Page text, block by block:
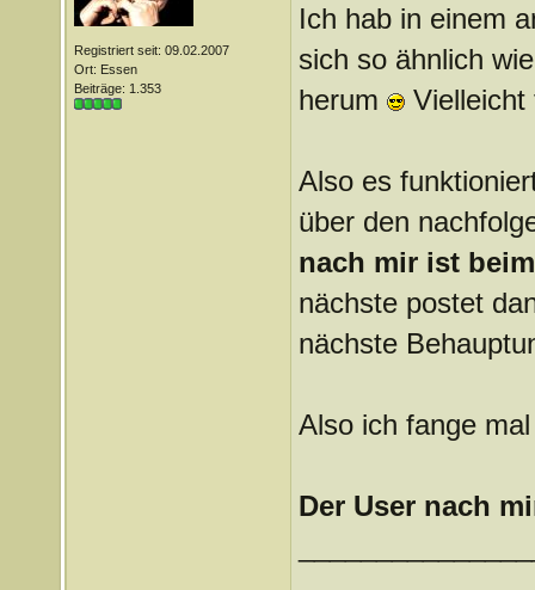
Registriert seit: 09.02.2007
Ort: Essen
Beiträge: 1.353
Ich hab in einem
sich so ähnlich
herum
Vielleicht
Also es
über den
nach mir ist
nächste postet
nächste
Also ich fange
Der User nach